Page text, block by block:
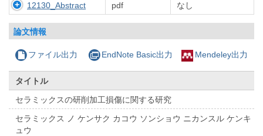
12130_Abstract
pdf なし
論文情報
ファイル出力 EndNote Basic出力 Mendeley出力
タイトル
セラミックスの研削加工損傷に関する研究
セラミックス ノ ケンサク カコウ ソンショウ ニカンスル ケンキ
ュウ